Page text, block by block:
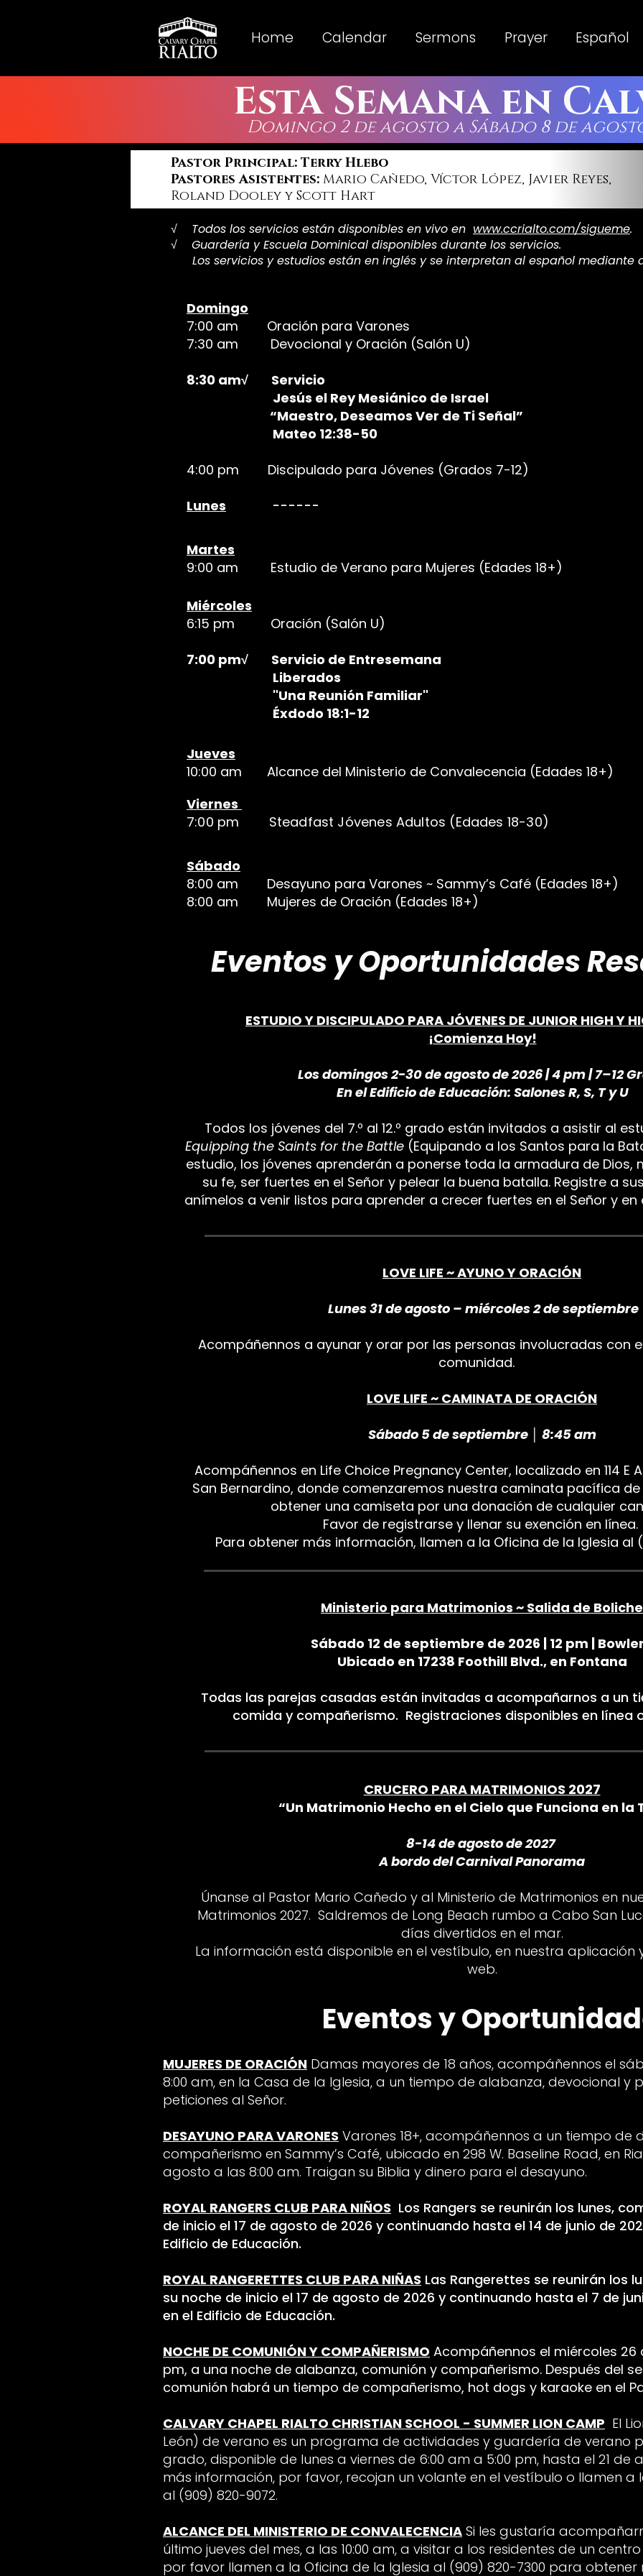
Home Calendar Sermons Prayer Español
Esta Semana en
Domingo 2 de agosto a Sábado 8 de
Pastor Principal: Terry Hlebo
Pastores Asistentes: Mario Cañedo, Víctor López, Javier Reyes,
Roland Dooley y Scott Hart
√ Todos los servicios están disponibles en vivo en www.ccrialto.com/sigueme.
√ Guardería y Escuela Dominical disponibles durante los servicios.
Los servicios y estudios están en inglés y se interpretan al español mediante
Domingo
7:00 am Oración para Varones
7:30 am Devocional y Oración (Salón U)
8:30 am√ Servicio
Jesús el Rey Mesiánico de Israel
“Maestro, Deseamos Ver de Ti Señal”
Mateo 12:38-50
4:00 pm Discipulado para Jóvenes (Grados 7-12)
Lunes
------
Martes
9:00 am Estudio de Verano para Mujeres (Edades 18+)
Miércoles
6:15 pm Oración (Salón U)
7:00 pm√ Servicio de Entresemana
Liberados
"Una Reunión Familiar"
Éxdodo 18:1-12
Jueves
10:00 am Alcance del Ministerio de Convalecencia (Edades 18+)
Viernes
7:00 pm Steadfast Jóvenes Adultos (Edades 18-30)
Sábado
8:00 am Desayuno para Varones ~ Sammy’s Café (Edades 18+)
8:00 am Mujeres de Oración (Edades 18+)
Eventos y Oportunidades
ESTUDIO Y DISCIPULADO PARA JÓVENES DE JUNIOR HIGHY
¡Comienza Hoy!
Los domingos 2-30 de agosto de 2026 | 4 pm | 7–12
En el Edificio de Educación: Salones R, S, T y U
Todos los jóvenes del 7.º al 12.º grado están invitados a asistir al
Equipping the Saints for the Battle (Equipando a los Santos para la
estudio, los jóvenes aprenderán a ponerse toda la armadura de Dios,
su fe, ser fuertes en el Señor y pelear la buena batalla. Registre a
anímelos a venir listos para aprender a crecer fuertes en el Señor y en
LOVE LIFE ~ AYUNO Y ORACIÓN
Lunes 31 de agosto – miércoles 2 de septiembre
Acompáñennos a ayunar y orar por las personas involucradas con
comunidad.
LOVE LIFE ~ CAMINATA DE ORACIÓN
Sábado 5 de septiembre │ 8:45 am
Acompáñennos en Life Choice Pregnancy Center, localizado en 114 E
San Bernardino, donde comenzaremos nuestra caminata pacífica
obtener una camiseta por una donación de cualquier
Favor de registrarse y llenar su exención en línea.
Para obtener más información, llamen a la Oficina de la Iglesia al
Ministerio para Matrimonios ~ Salida de Boliche
Sábado 12 de septiembre de 2026 | 12 pm |
Ubicado en 17238 Foothill Blvd., en Fontana
Todas las parejas casadas están invitadas a acompañarnos a un
comida y compañerismo. Registraciones disponibles en línea
CRUCERO PARA MATRIMONIOS 2027
“Un Matrimonio Hecho en el Cielo que Funciona en la
8-14 de agosto de 2027
A bordo del Carnival Panorama
Únanse al Pastor Mario Cañedo y al Ministerio de Matrimonios en
Matrimonios 2027. Saldremos de Long Beach rumbo a Cabo San
días divertidos en el mar.
La información está disponible en el vestíbulo, en nuestra aplicación
web.
Eventos y
MUJERES DE ORACIÓN Damas mayores de 18 años, acompáñennos el
8:00 am, en la Casa de la Iglesia, a un tiempo de alabanza, devocional y
peticiones al Señor.
DESAYUNO PARA VARONES Varones 18+, acompáñennos a un tiempo de
compañerismo en Sammy’s Café, ubicado en 298 W. Baseline Road, en
agosto a las 8:00 am. Traigan su Biblia y dinero para el desayuno.
ROYAL RANGERS CLUB PARA NIÑOS Los Rangers se reunirán los lunes,
de inicio el 17 de agosto de 2026 y continuando hasta el 14 de junio de
Edificio de Educación.
ROYAL RANGERETTES CLUB PARA NIÑAS Las Rangerettes se reunirán los
su noche de inicio el 17 de agosto de 2026 y continuando hasta el 7 de
en el Edificio de Educación.
NOCHE DE COMUNIÓN Y COMPAÑERISMO Acompáñennos el miércoles 26
pm, a una noche de alabanza, comunión y compañerismo. Después del
comunión habrá un tiempo de compañerismo, hot dogs y karaoke en el
CALVARY CHAPEL RIALTO CHRISTIAN SCHOOL - SUMMER LION CAMP El
León) de verano es un programa de actividades y guardería de verano
grado, disponible de lunes a viernes de 6:00 am a 5:00 pm, hasta el 21 de
más información, por favor, recojan un volante en el vestíbulo o llamen a
al (909) 820-9072.
ALCANCE DEL MINISTERIO DE CONVALECENCIA Si les gustaría
último jueves del mes, a las 10:00 am, a visitar a los residentes de un
por favor llamen a la Oficina de la Iglesia al (909) 820-7300 para obtener